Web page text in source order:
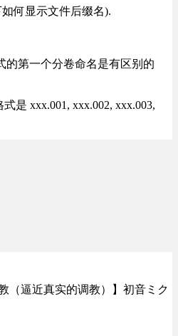
何显示文件后缀名).
的第一个分卷命名是有区别的
是 xxx.001, xxx.002, xxx.003,
（逼近真实的调教）】初音ミク